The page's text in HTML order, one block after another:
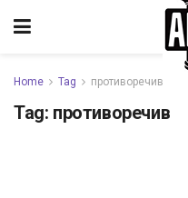
Home Tag противоречив
Tag: противоречив